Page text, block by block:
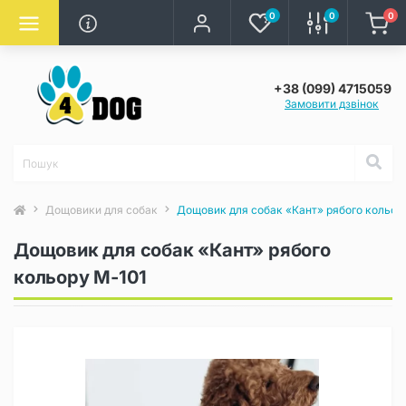
0 0 0
+38 (099) 4715059
Замовити дзвінок
Дощовики для собак Дощовик для собак «Кант» рябого
Дощовик для собак «Кант» рябого
кольору M-101